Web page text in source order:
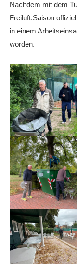
Downloads
Die Geschichte
Die Sponsoren
Die Fotos
MANNSCHAFTEN
Punktspiele
Punktspiele
Erwachsene
Jugend
TRAINING
Trainingszeiten
Trainer
Platz buchen
Kinder- und
Nachdem mit dem
Freiluft.Saison
in einem
worden.